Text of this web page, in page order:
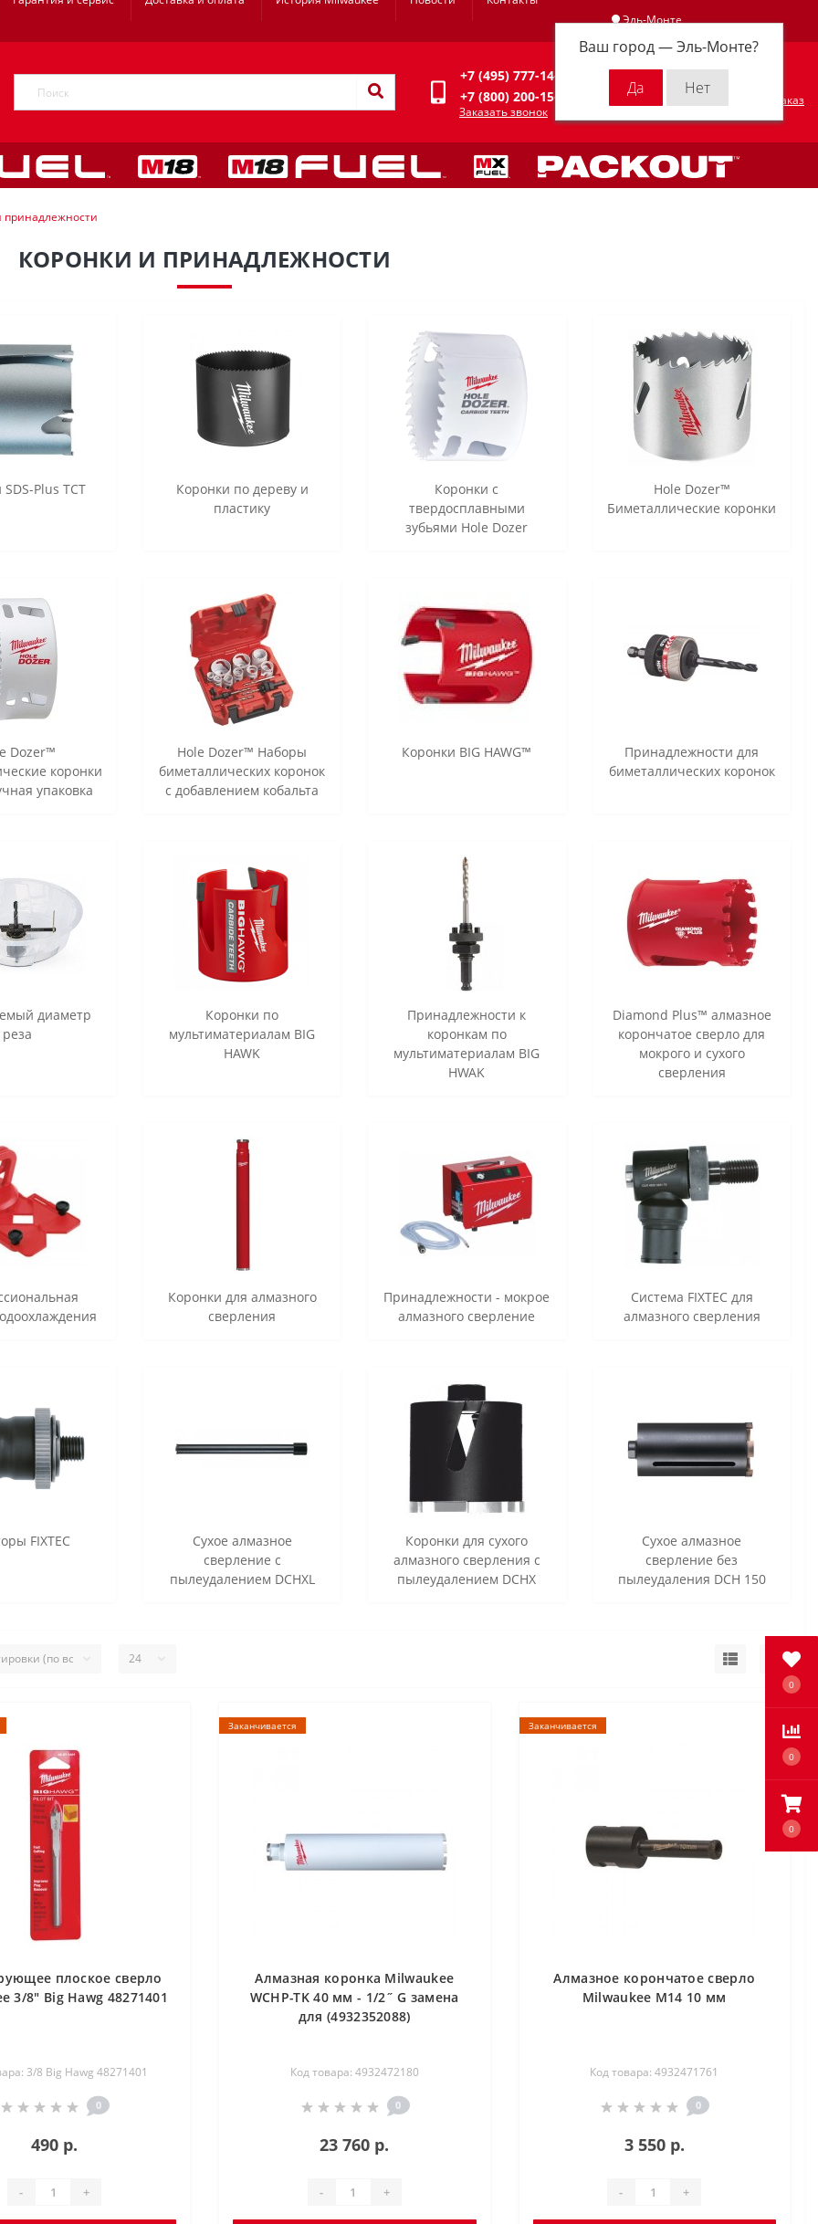
0
0
0
Эль-Монте
Ваш город —Эль-Монте?
Личный кабинет
+7 (495) 777-14-94
+7 (800) 200-15-94
Заказать звонок
Оформить заказ
принадлежности
КОРОНКИ И ПРИНАДЛЕЖНОСТИ
Plus TCT
Коронки по дереву и
пластику
Коронки с
твердосплавными
зубьями Hole Dozer
Hole Dozer™
Биметаллические коронки
Dozer™
коронки
упаковка
Hole Dozer™ Наборы
биметаллических коронок
с добавлением кобальта
Коронки BIG HAWG™
Принадлежности для
биметаллических коронок
диаметр
реза
Коронки по
мультиматериалам BIG
HAWK
Принадлежности к
коронкам по
мультиматериалам BIG
HWAK
Diamond Plus™ алмазное
корончатое сверло для
мокрого и сухого
сверления
Коронки для алмазного
сверления
Принадлежности - мокрое
алмазного сверление
Система FIXTEC для
алмазного сверления
FIXTEC
Сухое алмазное
сверление с
пылеудалением DCHXL
Коронки для сухого
алмазного сверления с
пылеудалением DCHX
Сухое алмазное
сверление без
пылеудаления DCH 150
плоское сверло
3/8" Big Hawg 48271401
3/8 Big Hawg 48271401
0
490 р.
- +
Заканчивается
Алмазная коронка Milwaukee
WCHP-TK 40 мм - 1/2˝ G замена
для (4932352088)
Код товара: 4932472180
0
23 760 р.
- +
Заканчивается
Алмазное корончатое сверло
Milwaukee М14 10 мм
Код товара: 4932471761
0
3 550 р.
- +